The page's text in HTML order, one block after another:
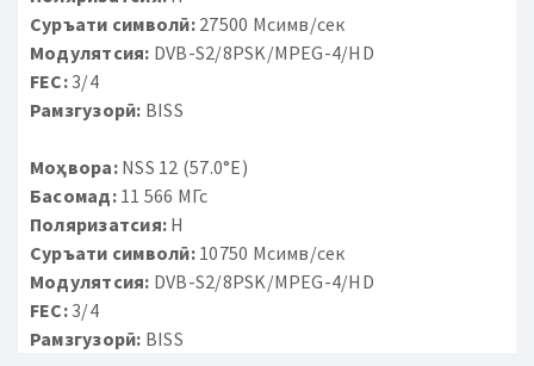
Суръати символӣ:27500 Мсимв/сек
Модулятсия: DVB-S2/8PSK/MPEG-4/HD
FEC:3/4
Рамзгузорӣ: BISS
Моҳвора:NSS 12 (57.0°E)
Басомад:11 566 МГс
Поляризатсия: H
Суръати символӣ:10750 Мсимв/сек
Модулятсия: DVB-S2/8PSK/MPEG-4/HD
FEC:3/4
Рамзгузорӣ: BISS